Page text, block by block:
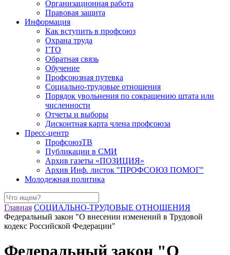
Организационная работа
Правовая защита
Информация
Как вступить в профсоюз
Охрана труда
ГТО
Обратная связь
Обучение
Профсоюзная путевка
Социально-трудовые отношения
Порядок увольнения по сокращению штата или
численности
Отчеты и выборы
Дисконтная карта члена профсоюза
Пресс-центр
ПрофсоюзТВ
Публикации в СМИ
Архив газеты «ПОЗИЦИЯ»
Архив Инф. листок "ПРОФСОЮЗ ПОМОГ"
Молодежная политика
Главная СОЦИАЛЬНО-ТРУДОВЫЕ ОТНОШЕНИЯ
Федеральный закон "О внесении изменений в Трудовой
кодекс Российской Федерации"
Федеральный закон "О